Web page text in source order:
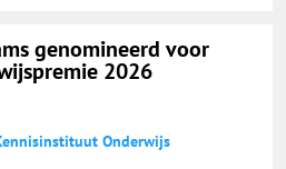
genomineerd voor
2026
Onderwijs